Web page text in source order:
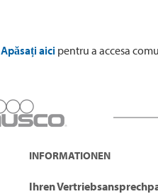
Apăsați aici pentru a accesa
INFORMATIONEN
Ihren